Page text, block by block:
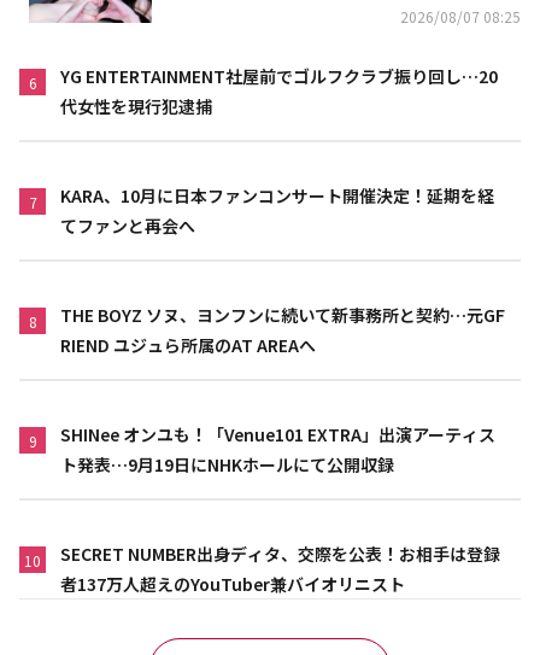
2026/08/07 08:25
6
YG ENTERTAINMENT社屋前でゴルフクラブ振り回し…20
代女性を現行犯逮捕
7
KARA、10月に日本ファンコンサート開催決定！延期を経
てファンと再会へ
8
THE BOYZ ソヌ、ヨンフンに続いて新事務所と契約…元GF
RIEND ユジュら所属のAT AREAへ
9
SHINee オンユも！「Venue101 EXTRA」出演アーティス
ト発表…9月19日にNHKホールにて公開収録
10
SECRET NUMBER出身ディタ、交際を公表！お相手は登録
者137万人超えのYouTuber兼バイオリニスト